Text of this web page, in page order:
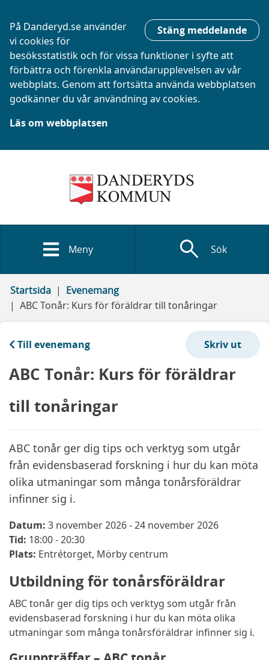
Stäng meddelande
På Danderyd.se använder
vi cookies för
besöksstatistik och för vissa funktioner i syfte att
förbättra och förenkla användarupplevelsen av vår
webbplats. Genom att fortsätta använda webbplatsen
godkänner du vår användning av cookies.
Läs om webbplatsen
Meny search Sök
Startsida
Evenemang
ABC Tonår: Kurs för föräldrar till tonåringar
Till evenemang
ABC Tonår: Kurs för föräldrar
till tonåringar
ABC tonår ger dig tips och verktyg som utgår
från evidensbaserad forskning i hur du kan möta
olika utmaningar som många tonårsföräldrar
infinner sig i.
Datum: 3 november 2026 - 24 november 2026
Tid: 18:00 - 20:30
Plats: Entrétorget, Mörby centrum
Utbildning för tonårsföräldrar
ABC tonår ger dig tips och verktyg som utgår från
evidensbaserad forskning i hur du kan möta olika
utmaningar som många tonårsföräldrar infinner sig i.